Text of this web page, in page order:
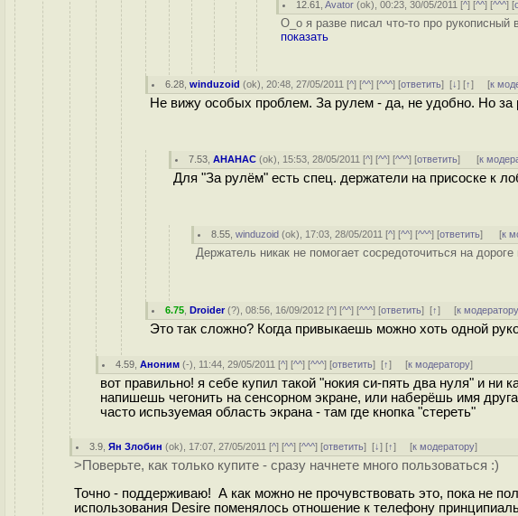
12.61 ,Avator (ok), 00:23, 30/05/2011 [^] [^^] [^^^] [
O_o я разве писал что-то про
показать
6.28 ,winduzoid (ok), 20:48, 27/05/2011 [^] [^^] [^^^] [ответить][↓] [↑] [к
Не вижу особых проблем. За рулем - да, не удобно. Но
7.53 ,AHAHAC (ok), 15:53, 28/05/2011 [^] [^^] [^^^] [ответить] [к
Для "За рулём" есть спец. держатели на присоске к
8.55 ,winduzoid (ok), 17:03, 28/05/2011 [^] [^^] [^^^] [ответить] [к
Держатель никак не помогает сосредоточиться на
6.75 ,Droider(?), 08:56, 16/09/2012 [^] [^^] [^^^] [ответить][↑] [к
Это так сложно? Когда привыкаешь можно хоть одной
4.59 ,Аноним (-), 11:44, 29/05/2011 [^] [^^] [^^^] [ответить][↑] [к модератору]
вот правильно! я себе купил такой "нокия си-пять два нуля" и
напишешь чегонить на сенсорном экране, или наберёшь имя
часто испьзуемая область экрана - там где кнопка "стереть"
3.9 ,Ян Злобин (ok), 17:07, 27/05/2011 [^] [^^] [^^^] [ответить][↓] [↑] [к модератору]
>Поверьте, как только купите - сразу начнете много пользоваться :)
Точно - поддерживаю! А как можно не прочувствовать это, пока не
использования Desire поменялось отношение к телефону